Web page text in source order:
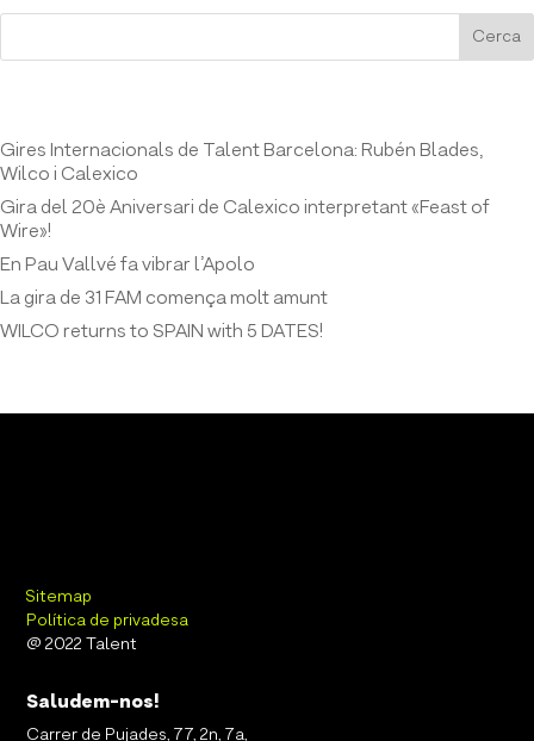
Cerca
Gires Internacionals de Talent Barcelona: Rubén Blades,
Wilco i Calexico
Gira del 20è Aniversari de Calexico interpretant «Feast of
Wire»!
En Pau Vallvé fa vibrar l’Apolo
La gira de 31 FAM comença molt amunt
WILCO returns to SPAIN with 5 DATES!
Sitemap
Política de privadesa
@ 2022 Talent
Saludem-nos!
Carrer de Pujades, 77, 2n, 7a,